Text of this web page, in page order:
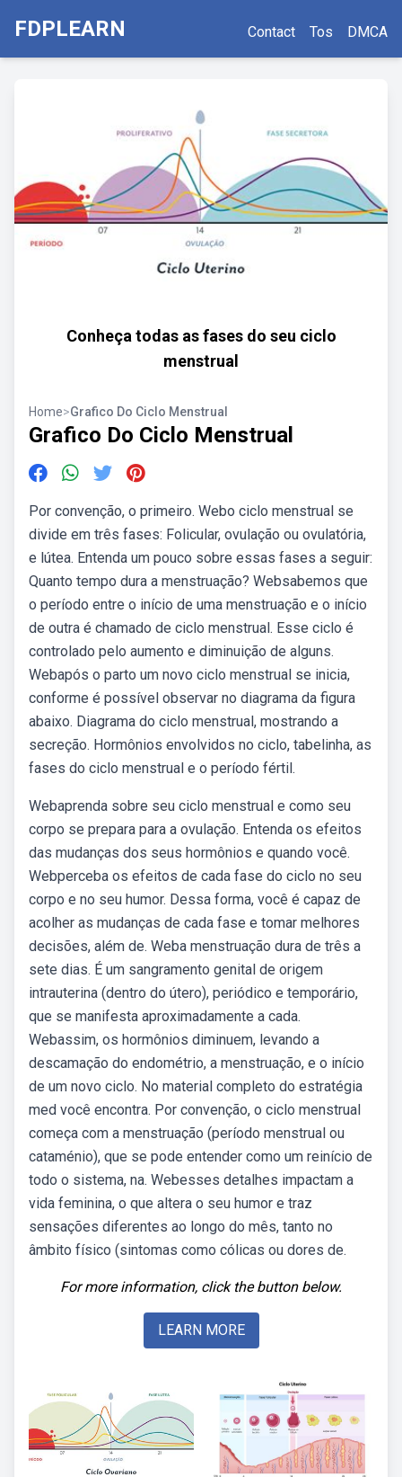
FDPLEARN Contact Tos DMCA
Conheça todas as fases do seu ciclo
menstrual
Home>Grafico Do Ciclo Menstrual
Grafico Do Ciclo Menstrual
Por convenção, o primeiro. Webo ciclo menstrual se
divide em três fases: Folicular, ovulação ou ovulatória,
e lútea. Entenda um pouco sobre essas fases a seguir:
Quanto tempo dura a menstruação? Websabemos que
o período entre o início de uma menstruação e o início
de outra é chamado de ciclo menstrual. Esse ciclo é
controlado pelo aumento e diminuição de alguns.
Webapós o parto um novo ciclo menstrual se inicia,
conforme é possível observar no diagrama da figura
abaixo. Diagrama do ciclo menstrual, mostrando a
secreção. Hormônios envolvidos no ciclo, tabelinha, as
fases do ciclo menstrual e o período fértil.
Webaprenda sobre seu ciclo menstrual e como seu
corpo se prepara para a ovulação. Entenda os efeitos
das mudanças dos seus hormônios e quando você.
Webperceba os efeitos de cada fase do ciclo no seu
corpo e no seu humor. Dessa forma, você é capaz de
acolher as mudanças de cada fase e tomar melhores
decisões, além de. Weba menstruação dura de três a
sete dias. É um sangramento genital de origem
intrauterina (dentro do útero), periódico e temporário,
que se manifesta aproximadamente a cada.
Webassim, os hormônios diminuem, levando a
descamação do endométrio, a menstruação, e o início
de um novo ciclo. No material completo do estratégia
med você encontra. Por convenção, o ciclo menstrual
começa com a menstruação (período menstrual ou
cataménio), que se pode entender como um reinício de
todo o sistema, na. Webesses detalhes impactam a
vida feminina, o que altera o seu humor e traz
sensações diferentes ao longo do mês, tanto no
âmbito físico (sintomas como cólicas ou dores de.
For more information, click the button below.
LEARN MORE